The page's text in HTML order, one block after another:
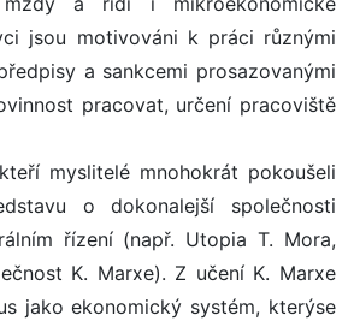
jsou motivováni k práci různými
a sankcemi prosazovanými
pracovat, určení pracoviště
myslitelé mnohokrát pokoušeli
o dokonalejší společnosti
řízení (např. Utopia T. Mora,
K. Marxe). Z učení K. Marxe
jako ekonomický systém, kterýse